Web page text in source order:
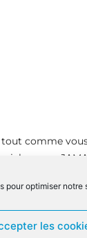
pour optimiser
les
tout comme
ne sera
offres
conseils pour
et devenir un